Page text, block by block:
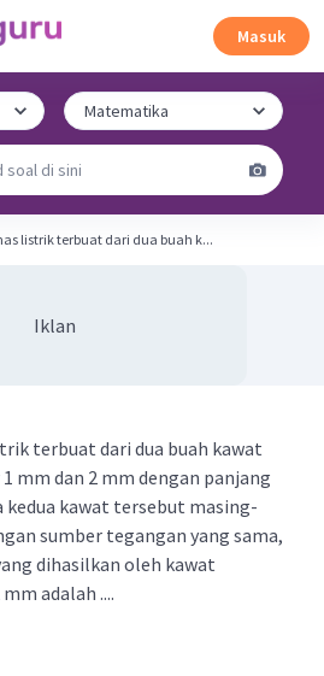
Masuk
listrik terbuat dari dua buah k...
Iklan
terbuat dari dua buah kawat
mm dan 2 mm dengan panjang
kedua kawat tersebut masing-
sumber tegangan yang sama,
dihasilkan oleh kawat
adalah ....